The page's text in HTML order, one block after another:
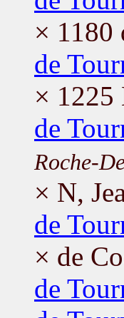
× 1180
de
× 1225
de
Roche-
× N,
de
× de
de